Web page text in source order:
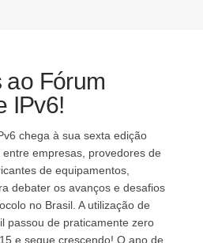
ao Fórum
IPv6!
chega à sua sexta edição
empresas, provedores de
de equipamentos,
debater os avanços e desafios
no Brasil. A utilização de
passou de praticamente zero
e segue crescendo! O ano de